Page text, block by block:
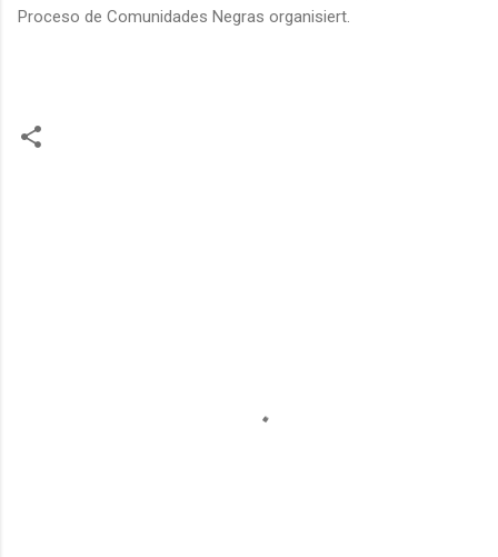
Proceso de Comunidades Negras organisiert.